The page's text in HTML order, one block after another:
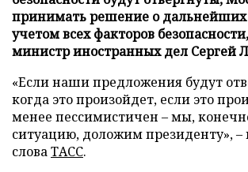
принимать решение о дальнейших
учетом всех факторов
министр иностранных дел Сергей
«Если наши предложения будут
когда это произойдет, если это
менее пессимистичен – мы,
ситуацию, доложим президенту», –
словаТАСС.